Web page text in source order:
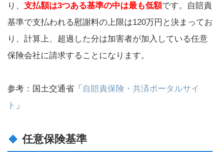
り、 支払額は3つある基準の中は最も低額です。自賠責
基準で支払われる慰謝料の上限は120万円と決まってお
り、計算上、超過した分は加害者が加入している任意
保険会社に請求することになります。
参考：国土交通省「 自賠責保険・共済ポータルサイ
ト 」
任意保険基準